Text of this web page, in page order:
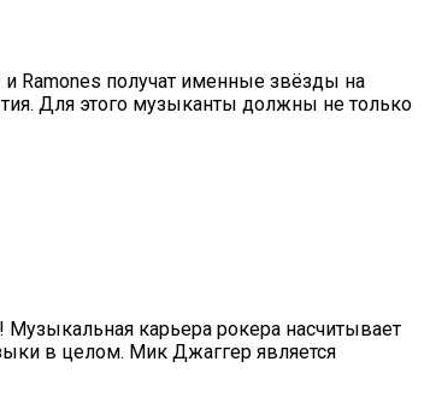
и Ramones получат именные звёзды на
Для этого музыканты должны не только
карьера рокера насчитывает
в целом. Мик Джаггер является